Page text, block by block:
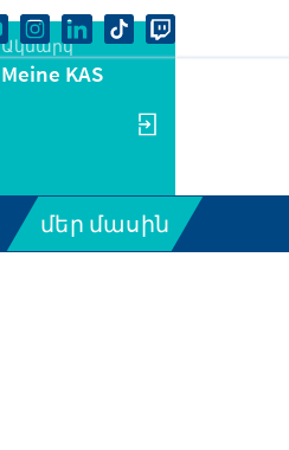
Ակնարկ
Meine KAS
մեր մասին